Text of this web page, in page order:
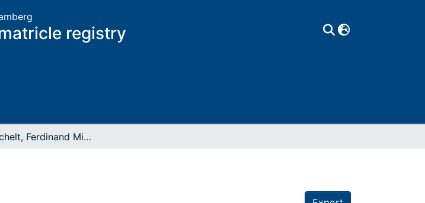
registry
Horschelt, Ferdinand Michael